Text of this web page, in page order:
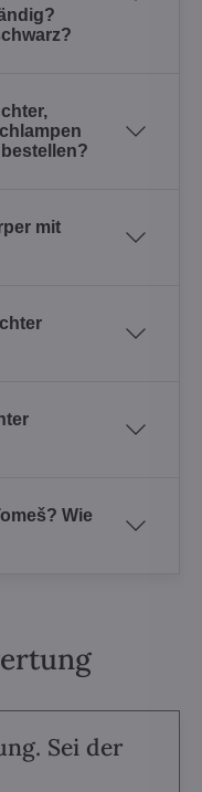
mit
Wie
Sei der